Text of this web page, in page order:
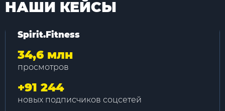
НАШИ КЕЙСЫ
Spirit.Fitness
34,6 млн
просмотров
+91 244
новых подписчиков соцсетей